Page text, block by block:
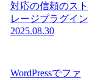
対応の信頼のスト
レージプラグイン
2025.08.30
WordPressでファ